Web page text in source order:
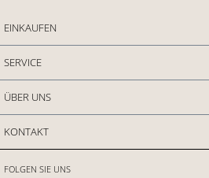
EINKAUFEN
SERVICE
ÜBER UNS
KONTAKT
FOLGEN SIE UNS